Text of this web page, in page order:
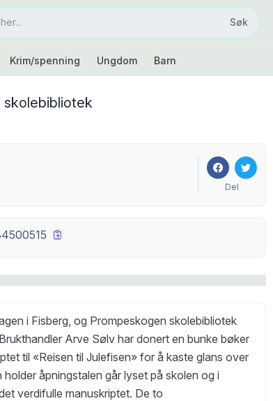
Søk
Søk
Krim/spenning Ungdom Barn
skolebibliotek
Del
i Fisberg, og Prompeskogen skolebibliotek
Arve Sølv har donert en bunke bøker
til «Reisen til Julefisen» for å kaste glans over
åpningstalen går lyset på skolen og i
verdifulle manuskriptet. De to